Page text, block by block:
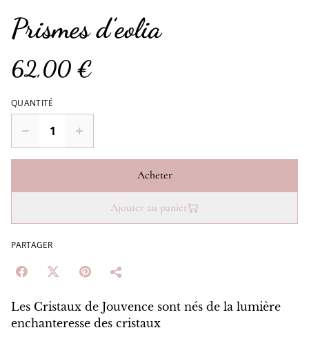
Prismes d’eolia
62,00 €
QUANTITÉ
Acheter
Ajouter au panier
PARTAGER
Les Cristaux de Jouvence sont nés de la lumière
enchanteresse des cristaux